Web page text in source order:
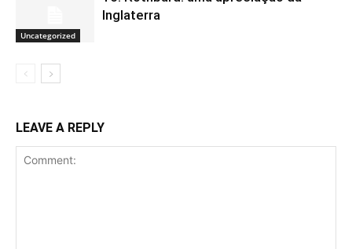
Uncategorized
Inglaterra
LEAVE A REPLY